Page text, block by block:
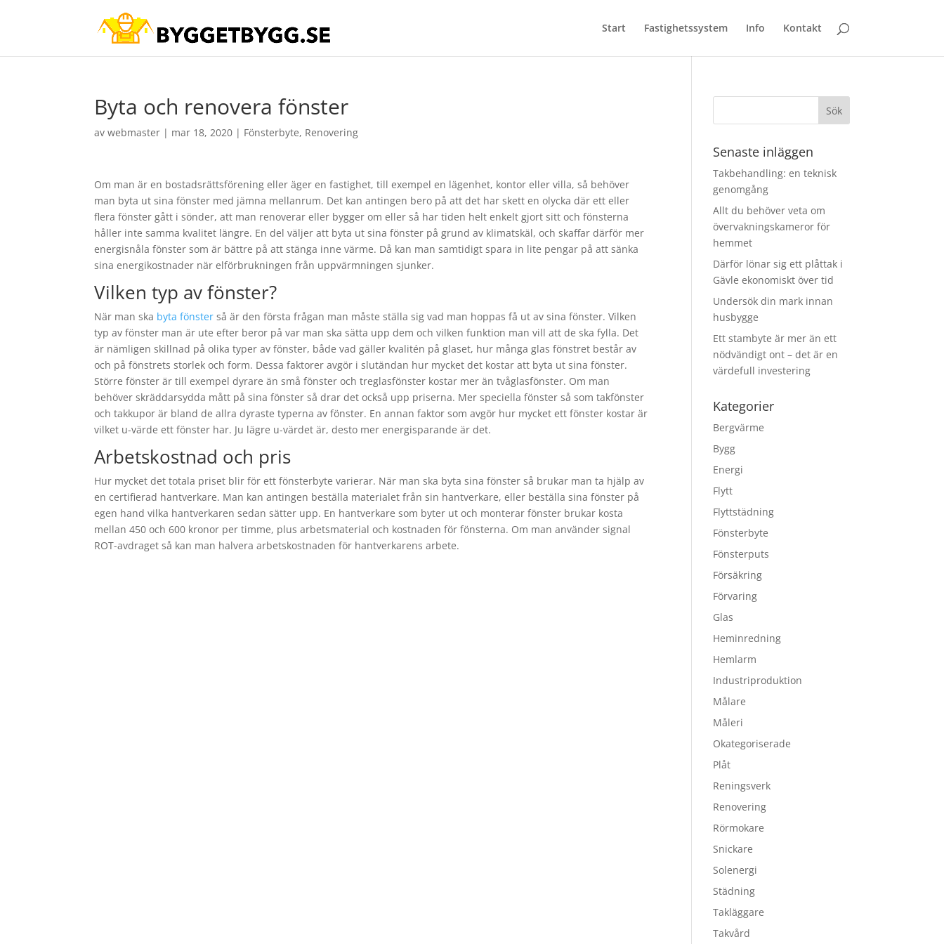
Start Fastighetssystem Info Kontakt
Byta och renovera fönster
avwebmaster | mar 18, 2020 | Fönsterbyte, Renovering
Om man är en bostadsrättsförening eller äger en fastighet, till exempel en lägenhet, kontor eller villa, så behöver
man byta ut sina fönster med jämna mellanrum. Det kan antingen bero på att det har skett en olycka där ett eller
flera fönster gått i sönder, att man renoverar eller bygger om eller så har tiden helt enkelt gjort sitt och fönsterna
håller inte samma kvalitet längre. En del väljer att byta ut sina fönster på grund av klimatskäl, och skaffar därför mer
energisnåla fönster som är bättre på att stänga inne värme. Då kan man samtidigt spara in lite pengar på att sänka
sina energikostnader när elförbrukningen från uppvärmningen sjunker.
Vilken typ av fönster?
När man ska byta fönster så är den första frågan man måste ställa sig vad man hoppas få ut av sina fönster. Vilken
typ av fönster man är ute efter beror på var man ska sätta upp dem och vilken funktion man vill att de ska fylla. Det
är nämligen skillnad på olika typer av fönster, både vad gäller kvalitén på glaset, hur många glas fönstret består av
och på fönstrets storlek och form. Dessa faktorer avgör i slutändan hur mycket det kostar att byta ut sina fönster.
Större fönster är till exempel dyrare än små fönster och treglasfönster kostar mer än tvåglasfönster. Om man
behöver skräddarsydda mått på sina fönster så drar det också upp priserna. Mer speciella fönster så som takfönster
och takkupor är bland de allra dyraste typerna av fönster. En annan faktor som avgör hur mycket ett fönster kostar är
vilket u-värde ett fönster har. Ju lägre u-värdet är, desto mer energisparande är det.
Arbetskostnad och pris
Hur mycket det totala priset blir för ett fönsterbyte varierar. När man ska byta sina fönster så brukar man ta hjälp av
en certifierad hantverkare. Man kan antingen beställa materialet från sin hantverkare, eller beställa sina fönster på
egen hand vilka hantverkaren sedan sätter upp. En hantverkare som byter ut och monterar fönster brukar kosta
mellan 450 och 600 kronor per timme, plus arbetsmaterial och kostnaden för fönsterna. Om man använder signal
ROT-avdraget så kan man halvera arbetskostnaden för hantverkarens arbete.
Senaste inläggen
Takbehandling: en teknisk
genomgång
Allt du behöver veta om
övervakningskameror för
hemmet
Därför lönar sig ett plåttak i
Gävle ekonomiskt över tid
Undersök din mark innan
husbygge
Ett stambyte är mer än ett
nödvändigt ont – det är en
värdefull investering
Kategorier
Bergvärme
Bygg
Energi
Flytt
Flyttstädning
Fönsterbyte
Fönsterputs
Försäkring
Förvaring
Glas
Heminredning
Hemlarm
Industriproduktion
Målare
Måleri
Okategoriserade
Plåt
Reningsverk
Renovering
Rörmokare
Snickare
Solenergi
Städning
Takläggare
Takvård